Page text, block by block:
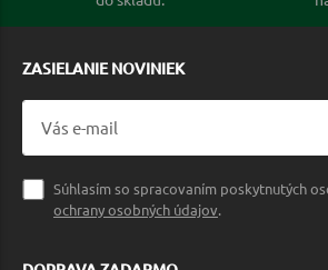
ZASIELANIE NOVINIEK
Súhlasím so spracovaním poskytnutých
ochrany osobných údajov.